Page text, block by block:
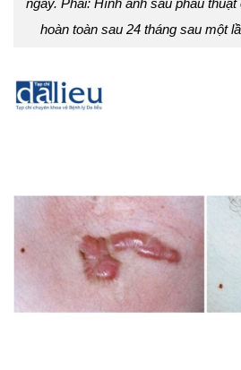
hoàn toàn sau 24 tháng sau một